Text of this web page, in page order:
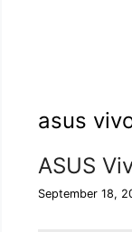
asus
ASUS
September 18,